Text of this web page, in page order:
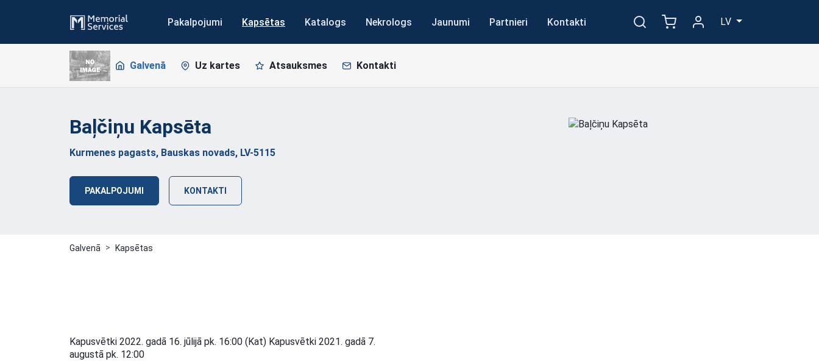
Pakalpojumi Kapsētas Katalogs Nekrologs Jaunumi Partnieri Kontakti LV
Galvenā Uz kartes Atsauksmes Kontakti
Baļčiņu Kapsēta
Kurmenes pagasts, Bauskas novads, LV-5115
PAKALPOJUMI KONTAKTI
Galvenā Kapsētas
Kapusvētki 2022. gadā 16. jūlijā pk. 16:00 (Kat) Kapusvētki 2021. gadā 7.
augustā pk. 12:00